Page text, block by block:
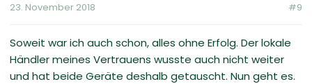
23. November 2018 #9
Soweit war ich auch schon, alles ohne Erfolg. Der lokale
Händler meines Vertrauens wusste auch nicht weiter
und hat beide Geräte deshalb getauscht. Nun geht es.